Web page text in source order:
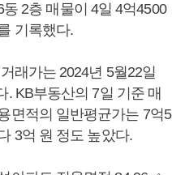
2층 매물이 4일 4억4500
기록했다.
래가는 2024년 5월22일
. KB부동산의 7일 기준 매
면적의 일반평균가는 7억5
3억 원 정도 높았다.